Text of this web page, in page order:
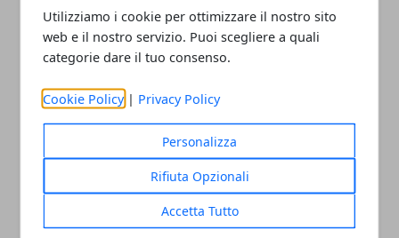
Utilizziamo i cookie per ottimizzare il nostro sito
web e il nostro servizio. Puoi scegliere a quali
categorie dare il tuo consenso.
Cookie Policy | Privacy Policy
Personalizza
Rifiuta Opzionali
Accetta Tutto
ARTICOLI CORRELATI